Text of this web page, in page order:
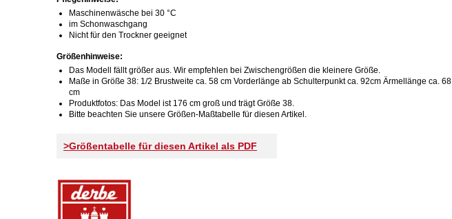
Maschinenwäsche bei 30 °C
im Schonwaschgang
Nicht für den Trockner geeignet
Größenhinweise:
Das Modell fällt größer aus. Wir empfehlen bei Zwischengrößen die kleinere Größe.
Maße in Größe 38: 1/2 Brustweite ca. 58 cm Vorderlänge ab Schulterpunkt ca. 92cm Ärmellänge ca. 68
cm
Produktfotos: Das Model ist 176 cm groß und trägt Größe 38.
Bitte beachten Sie unsere Größen-Maßtabelle für diesen Artikel.
>Größentabelle für diesen Artikel als PDF